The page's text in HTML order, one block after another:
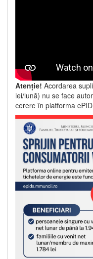
Atenție! Acordarea
lei/lună) nu se face
cerere în platforma